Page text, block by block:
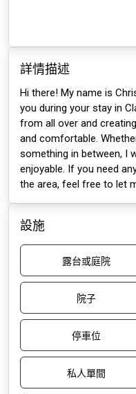
詳情描述
Hi there! My name is
you during your stay in
from all over and
and comfortable.
something in between, I
enjoyable. If you need
the area, feel free to let
設施
露台或庭院
院子
停車位
私人單間